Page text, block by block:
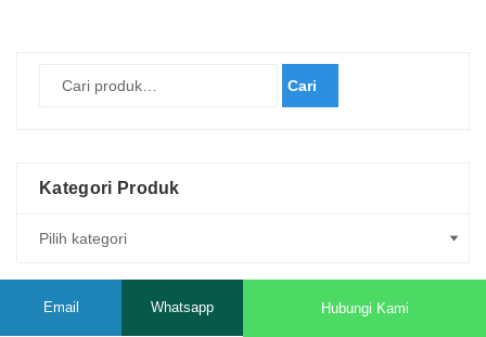
Cari
Kategori Produk
Email Whatsapp Hubungi Kami